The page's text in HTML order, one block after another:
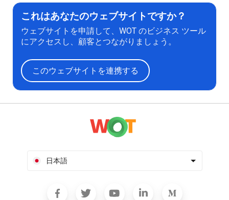
これはあなたのウェブサイトですか？
ウェブサイトを申請して、WOT のビジネス ツール
にアクセスし、顧客とつながりましょう。
このウェブサイトを連携する
日本語